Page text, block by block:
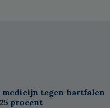
medicijn tegen hartfalen
procent